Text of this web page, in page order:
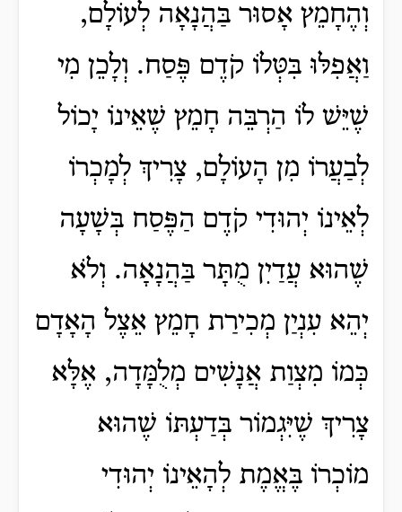
וְהֶחָמֵץ אָסוּר בַּהֲנָאָה לְעוֹלָם,
וַאֲפִלּוּ בִּטְּלוֹ קֹדֶם פֶּסַח. וְלָכֵן מִי
שֶׁיֵּשׁ לוֹ הַרְבֵּה חָמֵץ שֶׁאֵינוֹ יָכוֹל
לְבַעֲרוֹ מִן הָעוֹלָם, צָרִיךְ לְמָכְרוֹ
לְאֵינוֹ יְהוּדִי קֹדֶם הַפֶּסַח בְּשָׁעָה
שֶׁהוּא עֲדַיִן מֻתָּר בַּהֲנָאָה. וְלֹא
יְהֵא עִנְיַן מְכִירַת חָמֵץ אֵצֶל הָאָדָם
כְּמוֹ מִצְוַת אֲנָשִׁים מְלֻמָּדָה, אֶלָּא
צָרִיךְ שֶׁיִּגְמוֹר בְּדַעְתּוֹ שֶׁהוּא
מוֹכְרוֹ בֶּאֱמֶת לְהָאֵינוֹ יְהוּדִי